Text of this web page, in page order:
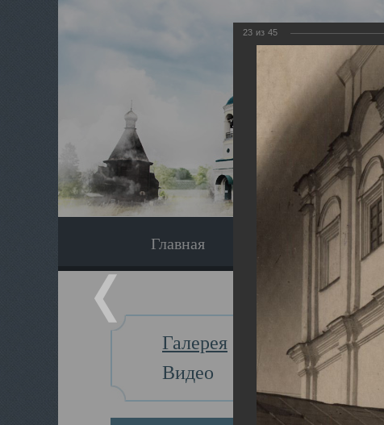
Главная Экскурсия
Галерея
Видео
23 из 45